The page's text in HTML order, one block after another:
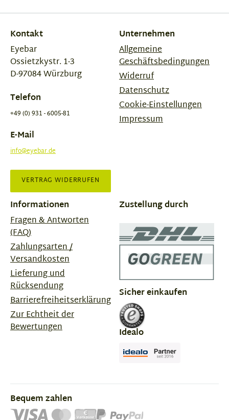
Kontakt
Eyebar
Ossietzkystr. 1-3
D-97084 Würzburg
Telefon
+49 (0) 931 - 6005-81
E-Mail
info@eyebar.de
VERTRAG WIDERRUFEN
Unternehmen
Allgemeine
Geschäftsbedingungen
Widerruf
Datenschutz
Cookie-Einstellungen
Impressum
Informationen
Fragen & Antworten
(FAQ)
Zahlungsarten /
Versandkosten
Lieferung und
Rücksendung
Barrierefreiheitserklärung
Zur Echtheit der
Bewertungen
Zustellung durch
Sicher einkaufen
Idealo
Bequem zahlen